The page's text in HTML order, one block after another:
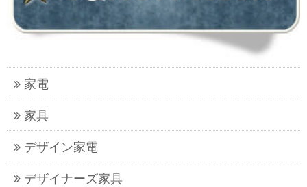
家電
家具
デザイン家電
デザイナーズ家具